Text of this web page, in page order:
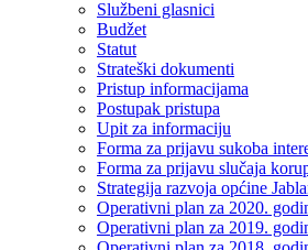
Službeni glasnici
Budžet
Statut
Strateški dokumenti
Pristup informacijama
Postupak pristupa
Upit za informaciju
Forma za prijavu sukoba
Forma za prijavu slučaja
Strategija razvoja općine
Operativni plan za 2020.
Operativni plan za 2019.